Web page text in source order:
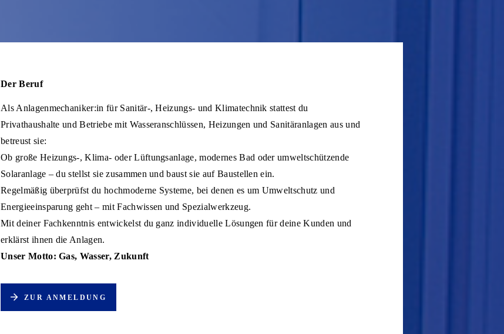
Der Beruf
Als Anlagenmechaniker:in für Sanitär-, Heizungs- und Klimatechnik stattest du
Privathaushalte und Betriebe mit Wasseranschlüssen, Heizungen und Sanitäranlagen aus und
betreust sie:
Ob große Heizungs-, Klima- oder Lüftungsanlage, modernes Bad oder umweltschützende
Solaranlage – du stellst sie zusammen und baust sie auf Baustellen ein.
Regelmäßig überprüfst du hochmoderne Systeme, bei denen es um Umweltschutz und
Energieeinsparung geht – mit Fachwissen und Spezialwerkzeug.
Mit deiner Fachkenntnis entwickelst du ganz individuelle Lösungen für deine Kunden und
erklärst ihnen die Anlagen.
Unser Motto: Gas, Wasser, Zukunft
ZUR ANMELDUNG